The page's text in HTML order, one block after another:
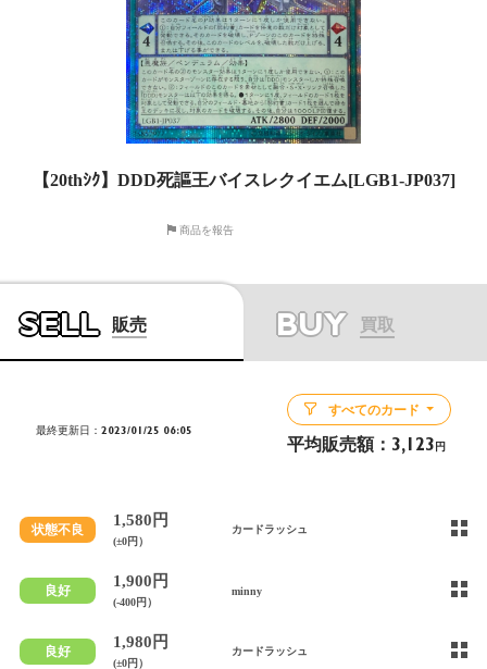
【20thｼｸ】DDD死謳王バイスレクイエム[LGB1-JP037]
商品を報告
SELL 販売 BUY 買取
最終更新日：2023/01/25 06:05
すべてのカード
平均販売額： 3,123 円
状態不良
1,580円
(±0円）
カードラッシュ
良好
1,900円
(-400円）
minny
良好
1,980円
(±0円）
カードラッシュ